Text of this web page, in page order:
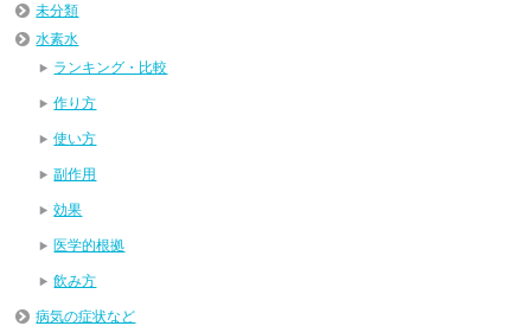
未分類
水素水
ランキング・比較
作り方
使い方
副作用
効果
医学的根拠
飲み方
病気の症状など